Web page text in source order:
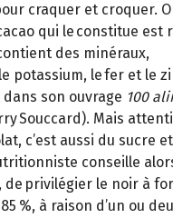
craquer et croquer.
qui le constitue est
des minéraux,
potassium, le fer et le
son ouvrage 100
Souccard). Mais
c’est aussi du sucre
conseille
de privilégier le noir à
%, à raison d’un ou